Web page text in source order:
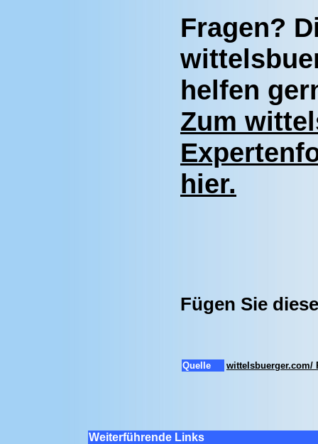
Fragen?
helfen
Zum
hier.
Fügen Sie
Quelle wittelsbuerger.com/
Weiterführende Links